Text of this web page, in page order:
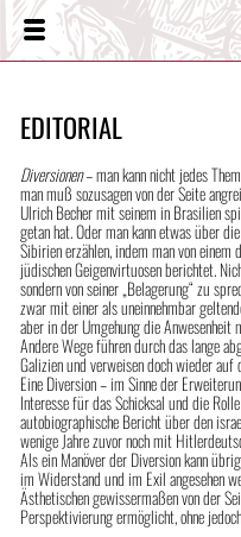
Menü
EDITORIAL
Diversionen– man kann nicht jedes
man muß sozusagen von der Seite
Ulrich Becher mit seinem in Brasilien
getan hat. Oder man kann etwas über
Sibirien erzählen, indem man von einem
jüdischen Geigenvirtuosen berichtet.
sondern von seiner „Belagerung“ zu
zwar mit einer als uneinnehmbar
aber in der Umgehung die Anwesenheit
Andere Wege führen durch das lange
Galizien und verweisen doch wieder
Eine Diversion – im Sinne der
Interesse für das Schicksal und die
autobiographische Bericht über den
wenige Jahre zuvor noch mit
Als ein Manöver der Diversion kann
im Widerstand und im Exil angesehen
Ästhetischen gewissermaßen von der
Perspektivierung ermöglicht, ohne